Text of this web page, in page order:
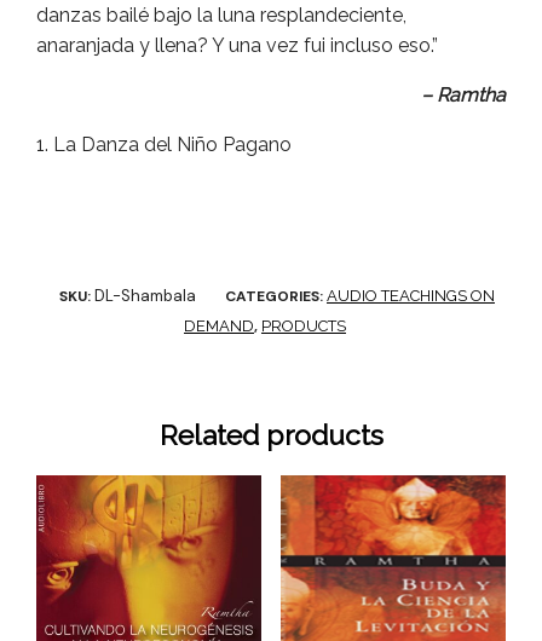
danzas bailé bajo la luna resplandeciente,
anaranjada y llena? Y una vez fui incluso eso.”
– Ramtha
La Danza del Niño Pagano
SKU:DL-Shambala CATEGORIES: AUDIO TEACHINGS ON
DEMAND, PRODUCTS
Related products